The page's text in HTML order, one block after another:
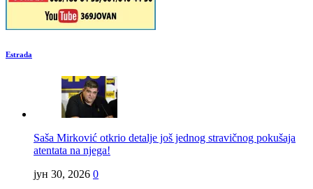
Estrada
Saša Mirković otkrio detalje još jednog stravičnog pokušaja
atentata na njega!
јун 30, 2026 0